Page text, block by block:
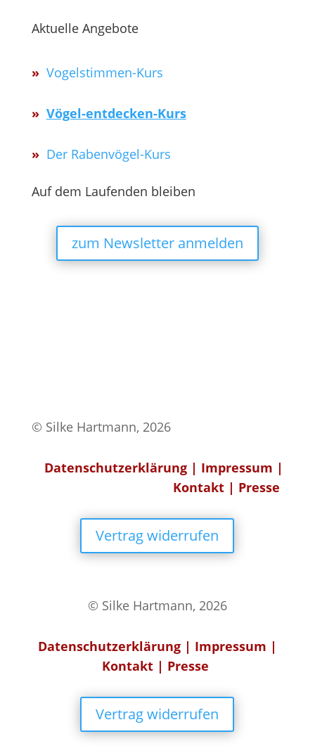
Aktuelle Angebote
» Vogelstimmen-Kurs
» Vögel-entdecken-Kurs
» Der Rabenvögel-Kurs
Auf dem Laufenden bleiben
zum Newsletter anmelden
© Silke Hartmann, 2026
Datenschutzerklärung | Impressum |
Kontakt | Presse
Vertrag widerrufen
© Silke Hartmann, 2026
Datenschutzerklärung| Impressum |
Kontakt | Presse
Vertrag widerrufen